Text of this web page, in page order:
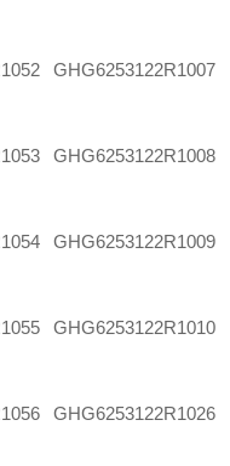
GHG6253122R1007
GHG6253122R1008
GHG6253122R1009
GHG6253122R1010
GHG6253122R1026